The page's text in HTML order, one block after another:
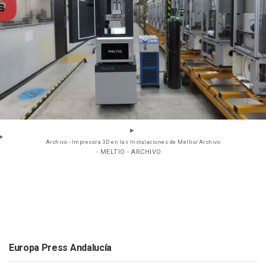
Archivo - Impresora 3D en las Instalaciones de Meltio/Archivo
- MELTIO - ARCHIVO
Europa Press Andalucía